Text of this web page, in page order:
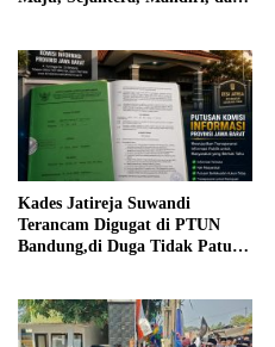
Kades Jatireja Suwandi
Terancam Digugat di PTUN
Bandung,di Duga Tidak Patuhi